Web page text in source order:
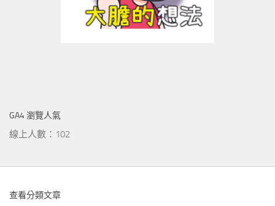
GA4 瀏覽人氣
線上人數：102
查看分類文章